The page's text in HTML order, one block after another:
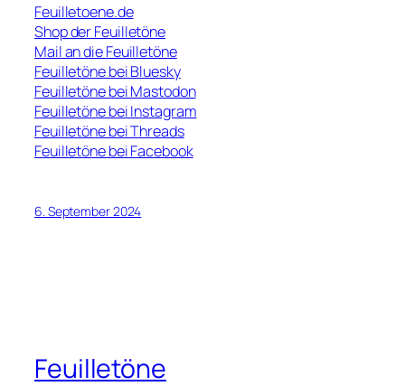
Feuilletoene.de
Shop der Feuilletöne
Mail an die Feuilletöne
Feuilletöne bei Bluesky
Feuilletöne bei Mastodon
Feuilletöne bei Instagram
Feuilletöne bei Threads
Feuilletöne bei Facebook
6. September 2024
Feuilletöne